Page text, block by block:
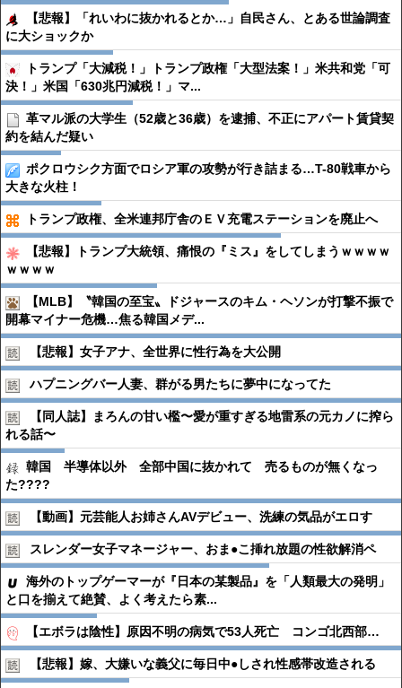
【悲報】「れいわに抜かれるとか…」自民さん、とある世論調査
に大ショックか
トランプ「大減税！」トランプ政権「大型法案！」米共和党「可
決！」米国「630兆円減税！」マ...
革マル派の大学生（52歳と36歳）を逮捕、不正にアパート賃貸契
約を結んだ疑い
ポクロウシク方面でロシア軍の攻勢が行き詰まる…T-80戦車から
大きな火柱！
トランプ政権、全米連邦庁舎のＥＶ充電ステーションを廃止へ
【悲報】トランプ大統領、痛恨の『ミス』をしてしまうｗｗｗｗ
ｗｗｗｗ
【MLB】〝韓国の至宝〟ドジャースのキム・ヘソンが打撃不振で
開幕マイナー危機…焦る韓国メデ...
【悲報】女子アナ、全世界に性行為を大公開
ハプニングバー人妻、群がる男たちに夢中になってた
【同人誌】まろんの甘い檻〜愛が重すぎる地雷系の元カノに搾ら
れる話〜
韓国 半導体以外 全部中国に抜かれて 売るものが無くなっ
た????
【動画】元芸能人お姉さんAVデビュー、洗練の気品がエロす
スレンダー女子マネージャー、おま●︎こ挿れ放題の性欲解消ペ
海外のトップゲーマーが『日本の某製品』を「人類最大の発明」
と口を揃えて絶賛、よく考えたら素...
【エボラは陰性】原因不明の病気で53人死亡 コンゴ北西部…
【悲報】嫁、大嫌いな義父に毎日中●︎しされ性感帯改造される